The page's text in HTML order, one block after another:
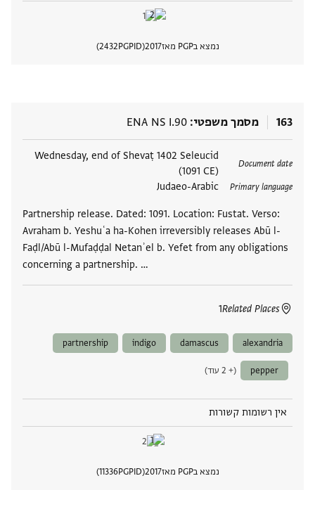
נמצא בPGP מאז 2017
PGPID
2432
163 מסמך משפטי ENA NS I.90
Document date
Wednesday, end of Shevaṭ 1402 Seleucid
(1091 CE)
Primary language
Judaeo-Arabic
Partnership release. Dated: 1091. Location: Fustat. Verso:
Avraham b. Yeshuʿa ha-Kohen irreversibly releases Abū l-
Faḍl/Abū l-Mufaḍḍal Netanʾel b. Yefet from any obligations
concerning a partnership. …
Related Places
1
alexandria
damascus
indigo
partnership
pepper (+ 2 עוד)
אין רשומות קשורות
נמצא בPGP מאז 2017
PGPID
11336